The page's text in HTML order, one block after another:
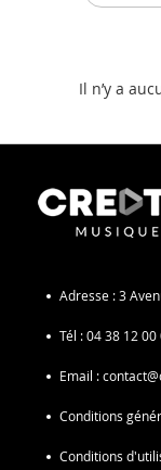
Il n’y a
Adresse :3
Tél :04 38 12 00
Email :
Conditions
Conditions